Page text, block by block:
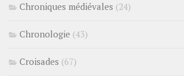
Chroniques médiévales (24)
Chronologie (43)
Croisades (67)